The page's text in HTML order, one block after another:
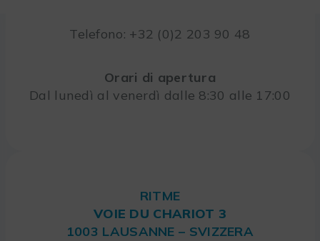
Telefono: +32 (0)2 203 90 48
Orari di apertura
Dal lunedì al venerdì dalle 8:30 alle 17:00
RITME
VOIE DU CHARIOT 3
1003 LAUSANNE – SVIZZERA